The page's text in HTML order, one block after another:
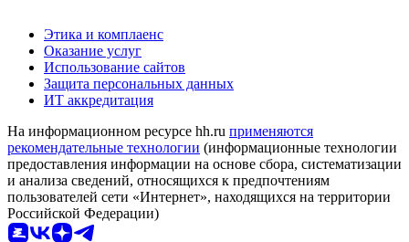
Этика и комплаенс
Оказание услуг
Использование сайтов
Защита персональных данных
ИТ аккредитация
На информационном ресурсе hh.ru применяются
рекомендательные технологии (информационные технологии
предоставления информации на основе сбора, систематизации
и анализа сведений, относящихся к предпочтениям
пользователей сети «Интернет», находящихся на территории
Российской Федерации)